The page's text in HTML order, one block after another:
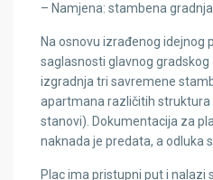
– Namjena: stambena gradnja
Na osnovu izrađenog idejnog
saglasnosti glavnog
izgradnja tri savremene
apartmana različitih struktura
stanovi). Dokumentacija za
naknada je predata, a odluka
Plac ima pristupni put i nalazi